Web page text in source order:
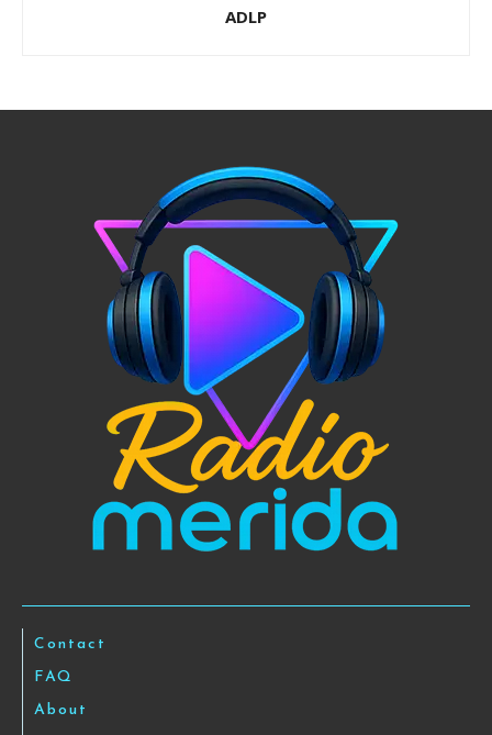
ADLP
Contact
FAQ
About